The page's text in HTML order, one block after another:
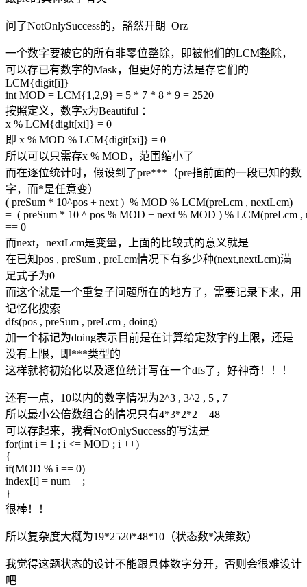
问了NotOnlySuccess的，豁然开朗 Orz
一个数字要被它的所有非零位整除，即被他们的LCM整除，
可以存已有数字的Mask，但更好的方法是存它们的
LCM{digit[i]}
int MOD = LCM{1,2,9} = 5 * 7 * 8 * 9 = 2520
按照定义，数字x为Beautiful ：
x % LCM{digit[xi]} = 0
即 x % MOD % LCM{digit[xi]} = 0
所以可以只需存x % MOD，范围缩小了
而在逐位统计时，假设到了pre***（pre指前面的一段已知的数
字，而*是任意变）
( preSum * 10^pos + next ) % MOD % LCM(preLcm , nextLcm)
= ( preSum * 10 ^ pos % MOD + next % MOD ) % LCM(preLcm ,
== 0
而next，nextLcm是变量，上面的比较式的意义就是
在已知pos , preSum , preLcm情况下有多少种(next,nextLcm)满
足式子为0
而这个就是一个重复子问题所在的地方了，需要记录下来，用
记忆化搜索
dfs(pos , preSum , preLcm , doing)
加一个标记为doing表示目前是在计算给定数字的上限，还是
没有上限，即***类型的
这样就将初始化以及逐位统计写在一个dfs了，好神奇！！！
还有一点，10以内的数字情况为2^3 , 3^2 , 5 , 7
所以最小公倍数组合的情况只有4*3*2*2 = 48
可以存起来，我看NotOnlySuccess的写法是
for(int i = 1 ; i <= MOD ; i ++)
{
if(MOD % i == 0)
index[i] = num++;
}
很棒！！
所以复杂度大概为19*2520*48*10（状态数*决策数）
我觉得这题状态的设计不能跟具体数字分开，否则会很难设计
吧